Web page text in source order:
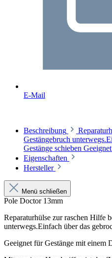
E-Mail
Beschreibung
Gestängebruch
Gestänge schieben
Eigenschaften
Hersteller
Menü schließen
Pole Doctor 13mm
Reparaturhülse zur raschen Hilfe
unterwegs.Einfach über das
Geeignet für Gestänge mit einem